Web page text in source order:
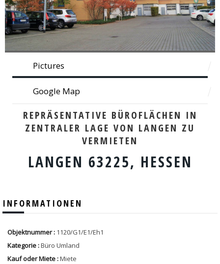
Pictures
Google Map
REPRÄSENTATIVE BÜROFLÄCHEN IN
ZENTRALER LAGE VON LANGEN ZU
VERMIETEN
LANGEN 63225, HESSEN
INFORMATIONEN
Objektnummer : 1120/G1/E1/Eh1
Kategorie :Büro Umland
Kauf oder Miete :Miete